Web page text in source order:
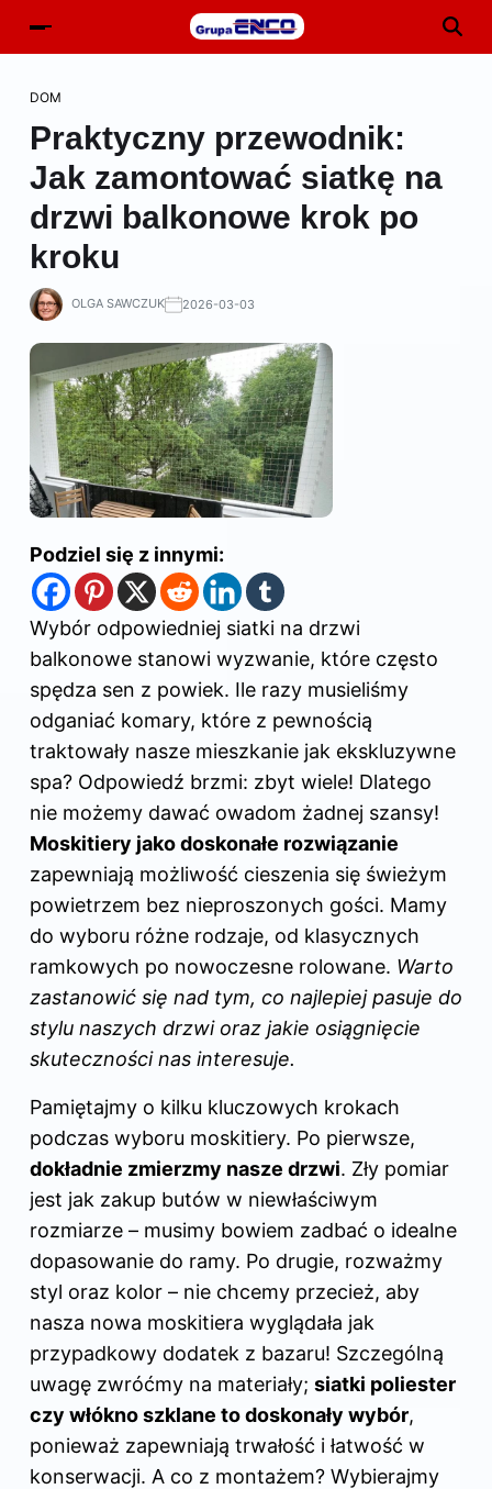
DOM
Praktyczny przewodnik:
Jak zamontować siatkę na
drzwi balkonowe krok po
kroku
OLGA SAWCZUK 2026-03-03
Podziel się z innymi:
Wybór odpowiedniej siatki na drzwi
balkonowe stanowi wyzwanie, które często
spędza sen z powiek. Ile razy musieliśmy
odganiać komary, które z pewnością
traktowały nasze mieszkanie jak ekskluzywne
spa? Odpowiedź brzmi: zbyt wiele! Dlatego
nie możemy dawać owadom żadnej szansy!
Moskitiery jako doskonałe rozwiązanie
zapewniają możliwość cieszenia się świeżym
powietrzem bez nieproszonych gości. Mamy
do wyboru różne rodzaje, od klasycznych
ramkowych po nowoczesne rolowane. Warto
zastanowić się nad tym, co najlepiej pasuje do
stylu naszych drzwi oraz jakie osiągnięcie
skuteczności nas interesuje.
Pamiętajmy o kilku kluczowych krokach
podczas wyboru moskitiery. Po pierwsze,
dokładnie zmierzmy nasze drzwi. Zły pomiar
jest jak zakup butów w niewłaściwym
rozmiarze – musimy bowiem zadbać o idealne
dopasowanie do ramy. Po drugie, rozważmy
styl oraz kolor – nie chcemy przecież, aby
nasza nowa moskitiera wyglądała jak
przypadkowy dodatek z bazaru! Szczególną
uwagę zwróćmy na materiały; siatki poliester
czy włókno szklane to doskonały wybór,
ponieważ zapewniają trwałość i łatwość w
konserwacji. A co z montażem? Wybierajmy